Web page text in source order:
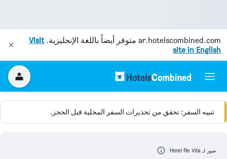
ar.hotelscombined.com متوفر أيضاً باللغة الإنجليزية.Visit
site in English
تنبيه السفر: تحقق من تحذيرات السفر المحلية قبل الحجز.
صور لـ Hotel Re Vita